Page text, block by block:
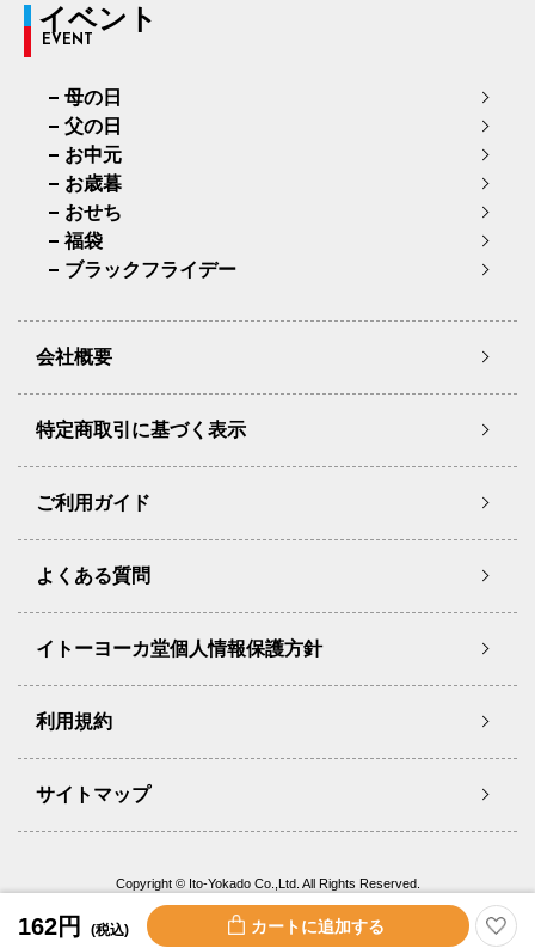
162円 (税込)
イベント
EVENT
母の日
父の日
お中元
お歳暮
おせち
福袋
ブラックフライデー
会社概要
特定商取引に基づく表示
ご利用ガイド
よくある質問
イトーヨーカ堂個人情報保護方針
利用規約
サイトマップ
Copyright © Ito-Yokado Co.,Ltd. All Rights Reserved.